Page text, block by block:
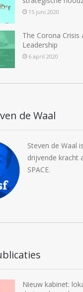
15 juni 2020
The Corona Crisis
Leadership
6 april 2020
de Waal
Steven de Waal
drijvende kracht
SPACE.
Nieuw kabinet: